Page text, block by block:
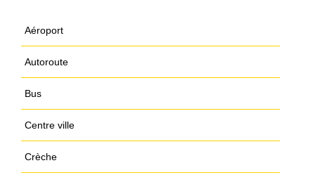
Aéroport
Autoroute
Bus
Centre ville
Crèche